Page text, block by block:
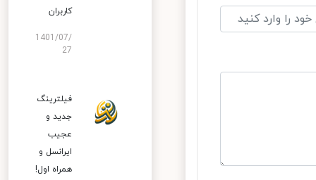
کاربران
1401/07/
27
فیلترینگ
جدید و
عجیب
ایرانسل و
همراه اول!